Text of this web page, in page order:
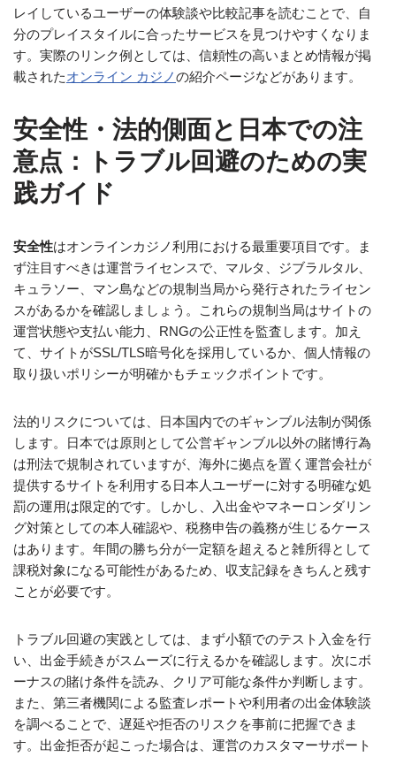
レイしているユーザーの体験談や比較記事を読むことで、自
分のプレイスタイルに合ったサービスを見つけやすくなりま
す。実際のリンク例としては、信頼性の高いまとめ情報が掲
載されたオンライン カジノの紹介ページなどがあります。
安全性・法的側面と日本での注
意点：トラブル回避のための実
践ガイド
安全性はオンラインカジノ利用における最重要項目です。ま
ず注目すべきは運営ライセンスで、マルタ、ジブラルタル、
キュラソー、マン島などの規制当局から発行されたライセン
スがあるかを確認しましょう。これらの規制当局はサイトの
運営状態や支払い能力、RNGの公正性を監査します。加え
て、サイトがSSL/TLS暗号化を採用しているか、個人情報の
取り扱いポリシーが明確かもチェックポイントです。
法的リスクについては、日本国内でのギャンブル法制が関係
します。日本では原則として公営ギャンブル以外の賭博行為
は刑法で規制されていますが、海外に拠点を置く運営会社が
提供するサイトを利用する日本人ユーザーに対する明確な処
罰の運用は限定的です。しかし、入出金やマネーロンダリン
グ対策としての本人確認や、税務申告の義務が生じるケース
はあります。年間の勝ち分が一定額を超えると雑所得として
課税対象になる可能性があるため、収支記録をきちんと残す
ことが必要です。
トラブル回避の実践としては、まず小額でのテスト入金を行
い、出金手続きがスムーズに行えるかを確認します。次にボ
ーナスの賭け条件を読み、クリア可能な条件か判断します。
また、第三者機関による監査レポートや利用者の出金体験談
を調べることで、遅延や拒否のリスクを事前に把握できま
す。出金拒否が起こった場合は、運営のカスタマーサポート